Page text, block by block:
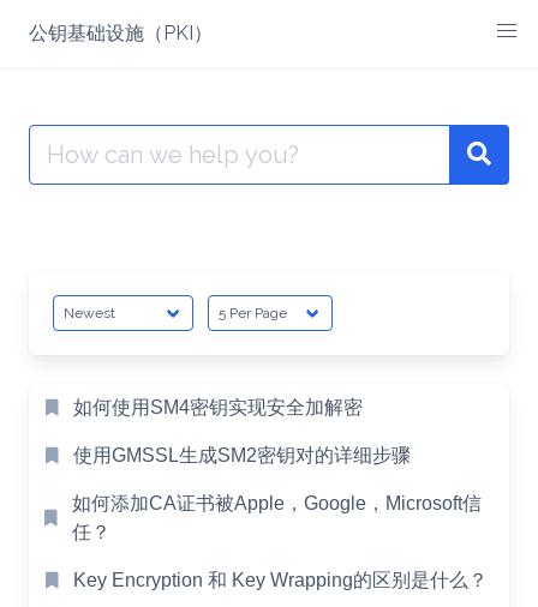
公钥基础设施（PKI）
Search
for:
如何使用SM4密钥实现安全加解密
使用GMSSL生成SM2密钥对的详细步骤
如何添加CA证书被Apple，Google，Microsoft信
任？
Key Encryption 和 Key Wrapping的区别是什么？